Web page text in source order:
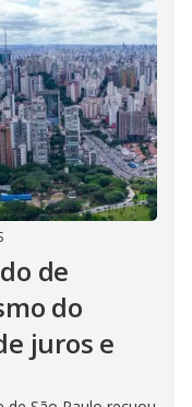
de
do
juros e